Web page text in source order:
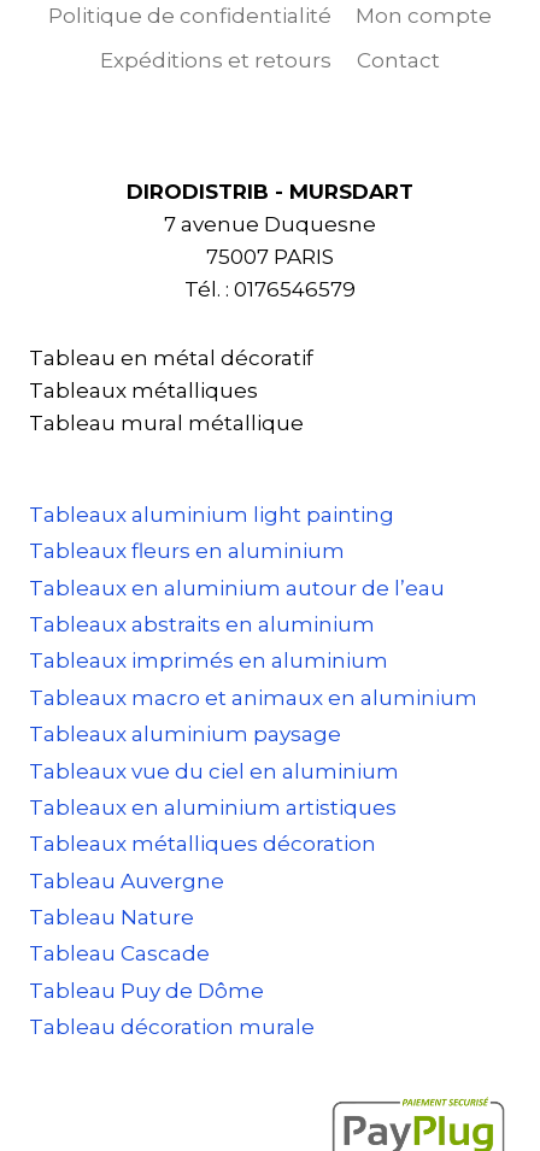
Politique de confidentialité
Mon compte
Expéditions et retours
Contact
DIRODISTRIB - MURSDART
7 avenue Duquesne
75007 PARIS
Tél. : 0176546579
Tableau en métal décoratif
Tableaux métalliques
Tableau mural métallique
Tableaux aluminium light painting
Tableaux fleurs en aluminium
Tableaux en aluminium autour de l’eau
Tableaux abstraits en aluminium
Tableaux imprimés en aluminium
Tableaux macro et animaux en aluminium
Tableaux aluminium paysage
Tableaux vue du ciel en aluminium
Tableaux en aluminium artistiques
Tableaux métalliques décoration
Tableau Auvergne
Tableau Nature
Tableau Cascade
Tableau Puy de Dôme
Tableau décoration murale